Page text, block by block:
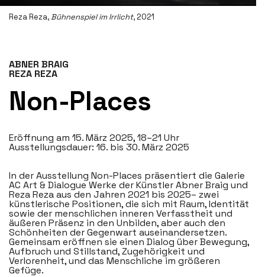
Reza Reza,Bühnenspiel im Irrlicht, 2021
ABNER BRAIG
REZA REZA
Non-Places
Eröffnung am 15. März 2025, 18–21 Uhr
Ausstellungsdauer: 16. bis 30. März 2025
In der Ausstellung Non-Places präsentiert die Galerie
AC Art & Dialogue Werke der Künstler Abner Braig und
Reza Reza aus den Jahren 2021 bis 2025– zwei
künstlerische Positionen, die sich mit Raum, Identität
sowie der menschlichen inneren Verfasstheit und
äußeren Präsenz in den Unbilden, aber auch den
Schönheiten der Gegenwart auseinandersetzen.
Gemeinsam eröffnen sie einen Dialog über Bewegung,
Aufbruch und Stillstand, Zugehörigkeit und
Verlorenheit, und das Menschliche im größeren
Gefüge.